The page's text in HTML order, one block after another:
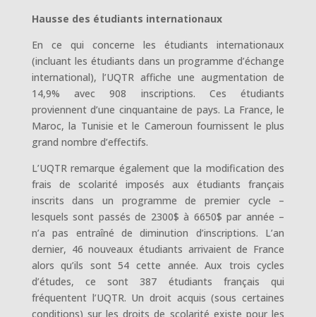
Hausse des étudiants internationaux
En ce qui concerne les étudiants internationaux
(incluant les étudiants dans un programme d’échange
international), l’UQTR affiche une augmentation de
14,9% avec 908 inscriptions. Ces étudiants
proviennent d’une cinquantaine de pays. La France, le
Maroc, la Tunisie et le Cameroun fournissent le plus
grand nombre d’effectifs.
L’UQTR remarque également que la modification des
frais de scolarité imposés aux étudiants français
inscrits dans un programme de premier cycle –
lesquels sont passés de 2300$ à 6650$ par année –
n’a pas entraîné de diminution d’inscriptions. L’an
dernier, 46 nouveaux étudiants arrivaient de France
alors qu’ils sont 54 cette année. Aux trois cycles
d’études, ce sont 387 étudiants français qui
fréquentent l’UQTR. Un droit acquis (sous certaines
conditions) sur les droits de scolarité existe pour les